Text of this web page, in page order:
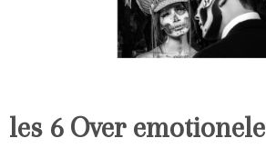
les 6 Over emotionele